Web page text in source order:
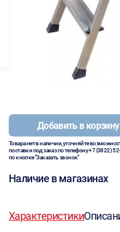
Добавить в корзину
Товара нет в наличии, уточняйте
поставки под заказ по телефону+7 (3822)
по кнопке "Заказать звонок"
Наличие в магазинах
Характеристики